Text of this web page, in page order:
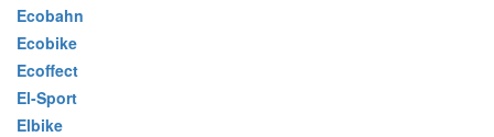
Ecobahn
Ecobike
Ecoffect
El-Sport
Elbike